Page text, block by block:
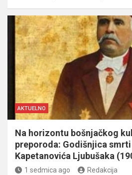
AKTUELNO
Na horizontu bošnjačkog
preporoda: Godišnjica
Kapetanovića Ljubušaka
1 sedmica ago Redakcija